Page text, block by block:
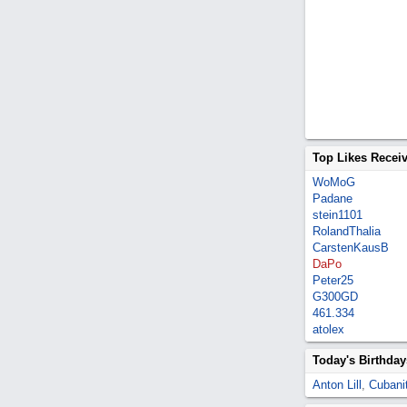
Top Likes
WoMoG
Padane
stein1101
RolandThalia
CarstenKausB
DaPo
Peter25
G300GD
461.334
atolex
Today's
Anton Lill ,